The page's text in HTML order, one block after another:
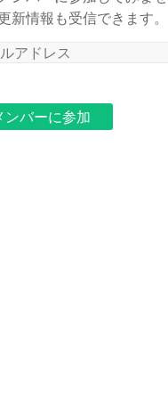
新情報も受信できます。